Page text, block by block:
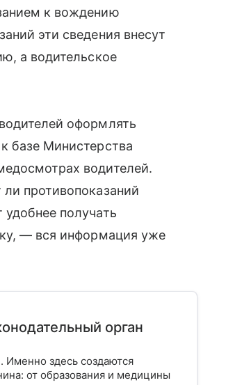
к вождению
эти сведения внесут
а водительское
оформлять
базе Министерства
водителей.
противопоказаний
получать
— вся информация уже
орган
Именно здесь создаются
от образования и медицины